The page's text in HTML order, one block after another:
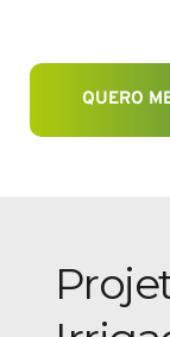
QUERO